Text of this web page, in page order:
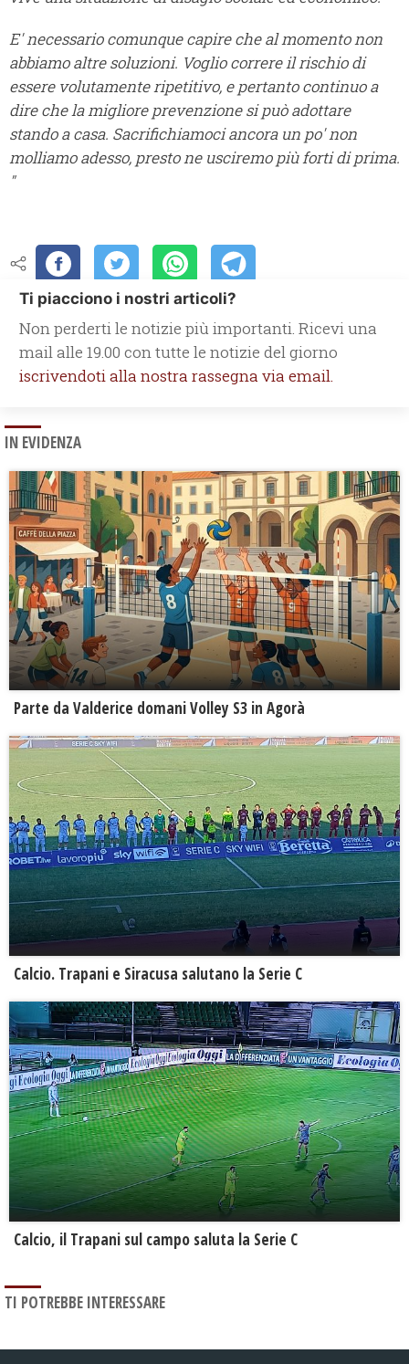
E' necessario comunque capire che al momento non
abbiamo altre soluzioni. Voglio correre il rischio di
essere volutamente ripetitivo, e pertanto continuo a
dire che la migliore prevenzione si può adottare
stando a casa. Sacrifichiamoci ancora un po' non
molliamo adesso, presto ne usciremo più forti di prima.
"
Ti piacciono i nostri articoli?
Non perderti le notizie più importanti. Ricevi una
mail alle 19.00 con tutte le notizie del giorno
iscrivendoti alla nostra rassegna via email.
IN EVIDENZA
Parte da Valderice domani Volley S3 in Agorà
Calcio. Trapani e Siracusa salutano la Serie C
Calcio, il Trapani sul campo saluta la Serie C
TI POTREBBE INTERESSARE